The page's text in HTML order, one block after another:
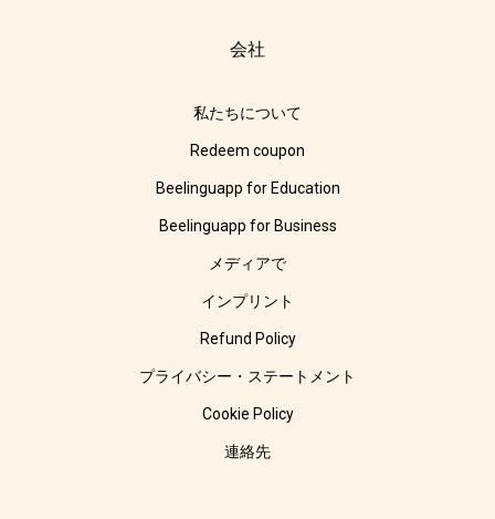
会社
私たちについて
Redeem coupon
Beelinguapp for Education
Beelinguapp for Business
メディアで
インプリント
Refund Policy
プライバシー・ステートメント
Cookie Policy
連絡先